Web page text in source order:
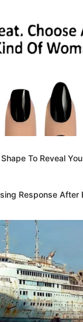
To Reveal
Response After